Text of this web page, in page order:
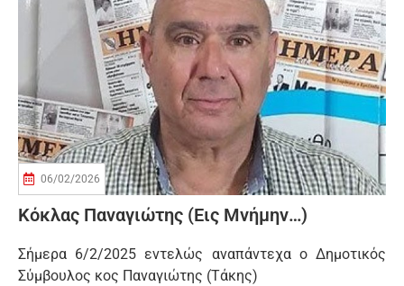
06/02/2026
Κόκλας Παναγιώτης (εις Μνήμην…)
Σήμερα 6/2/2025 εντελώς αναπάντεχα ο Δημοτικός
Σύμβουλος κος Παναγιώτης (Τάκης)